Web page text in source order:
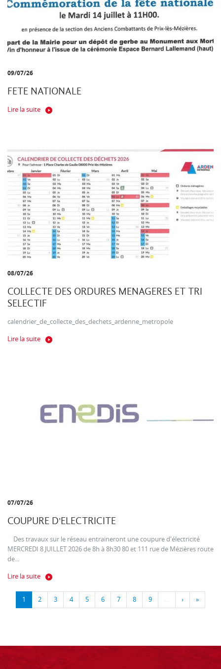
09/07/26
FETE NATIONALE
Lire la suite
08/07/26
COLLECTE DES ORDURES MENAGERES ET TRI
SELECTIF
calendrier_de_collecte_des_dechets_ardenne_metropole
Lire la suite
07/07/26
COUPURE D'ELECTRICITE
Des travaux sur le réseau entraineront une coupure d'électricité
MERCREDI 8 JUILLET 2026 de 8h à 8h30 80 et 111 rue de Mézières route
de...
Lire la suite
1 2 3 4 5 6 7 8 9 … › »